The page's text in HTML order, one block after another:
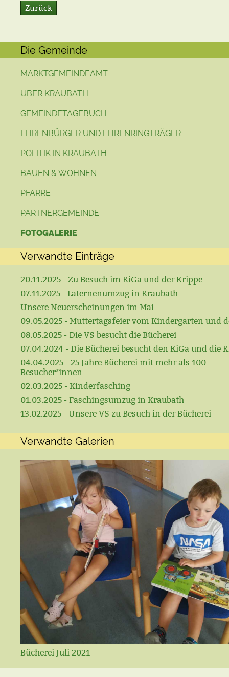
Zurück
Die Gemeinde
MARKTGEMEINDEAMT
ÜBER KRAUBATH
GEMEINDETAGEBUCH
EHRENBÜRGER UND EHRENRINGTRÄGER
POLITIK IN KRAUBATH
BAUEN & WOHNEN
PFARRE
PARTNERGEMEINDE
FOTOGALERIE
Verwandte Einträge
20.11.2025 - Zu Besuch im KiGa und der Krippe
07.11.2025 - Laternenumzug in Kraubath
Unsere Neuerscheinungen im Mai
09.05.2025 - Muttertagsfeier vom Kindergarten und
08.05.2025 - Die VS besucht die Bücherei
07.04.2024 - Die Bücherei besucht den KiGa und die
04.04.2025 - 25 Jahre Bücherei mit mehr als 100
Besucher*innen
02.03.2025 - Kinderfasching
01.03.2025 - Faschingsumzug in Kraubath
13.02.2025 - Unsere VS zu Besuch in der Bücherei
Verwandte Galerien
Bücherei Juli 2021